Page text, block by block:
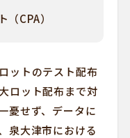
CPA）
ットのテスト配布
ロット配布まで対
憂せず、データに
泉大津市における